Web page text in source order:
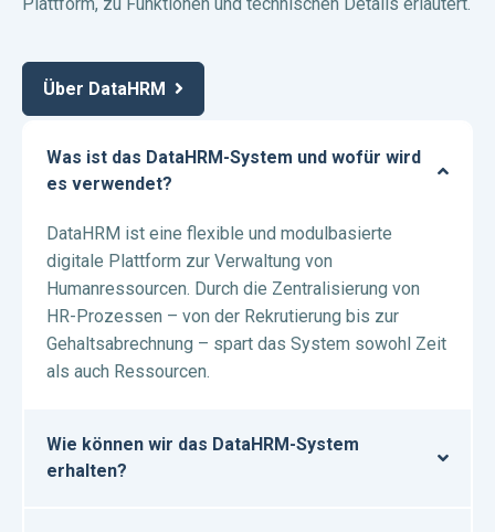
Plattform, zu Funktionen und technischen Details erläutert.
Über DataHRM
Was ist das DataHRM-System und wofür wird
es verwendet?
DataHRM ist eine flexible und modulbasierte
digitale Plattform zur Verwaltung von
Humanressourcen. Durch die Zentralisierung von
HR-Prozessen – von der Rekrutierung bis zur
Gehaltsabrechnung – spart das System sowohl Zeit
als auch Ressourcen.
Wie können wir das DataHRM-System
erhalten?